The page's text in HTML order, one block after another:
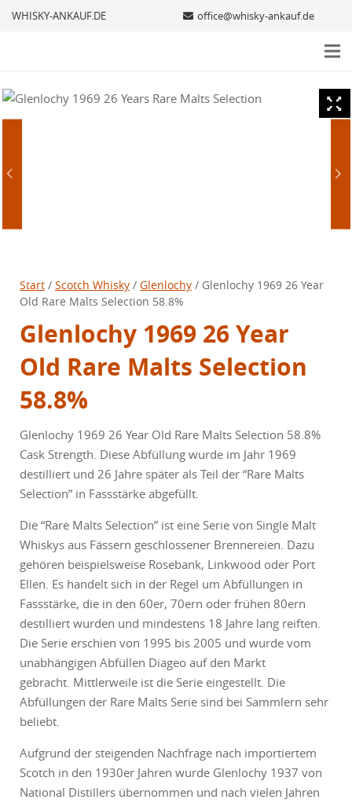
WHISKY-ANKAUF.DE office@whisky-ankauf.de
Start / Scotch Whisky / Glenlochy / Glenlochy 1969 26 Year
Old Rare Malts Selection 58.8%
Glenlochy 1969 26 Year
Old Rare Malts Selection
58.8%
Glenlochy 1969 26 Year Old Rare Malts Selection 58.8%
Cask Strength. Diese Abfüllung wurde im Jahr 1969
destilliert und 26 Jahre später als Teil der “Rare Malts
Selection” in Fassstärke abgefüllt.
Die “Rare Malts Selection” ist eine Serie von Single Malt
Whiskys aus Fässern geschlossener Brennereien. Dazu
gehören beispielsweise Rosebank, Linkwood oder Port
Ellen. Es handelt sich in der Regel um Abfüllungen in
Fassstärke, die in den 60er, 70ern oder frühen 80ern
destilliert wurden und mindestens 18 Jahre lang reiften.
Die Serie erschien von 1995 bis 2005 und wurde vom
unabhängigen Abfüllen Diageo auf den Markt
gebracht. Mittlerweile ist die Serie eingestellt. Die
Abfüllungen der Rare Malts Serie sind bei Sammlern sehr
beliebt.
Aufgrund der steigenden Nachfrage nach importiertem
Scotch in den 1930er Jahren wurde Glenlochy 1937 von
National Distillers übernommen und nach vielen Jahren